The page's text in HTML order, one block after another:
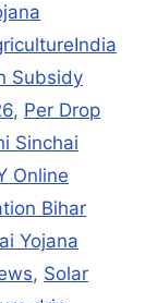
Subsidy
, Per Drop
Sinchai
Online
Bihar
Yojana
, Solar